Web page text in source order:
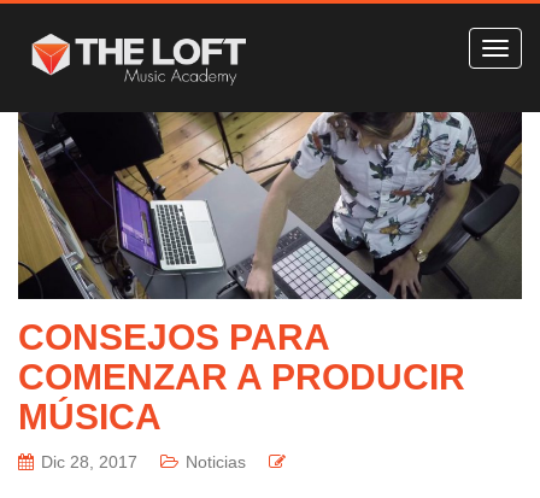
CONSEJOS PARA
COMENZAR A PRODUCIR
MÚSICA
Dic 28, 2017 Noticias